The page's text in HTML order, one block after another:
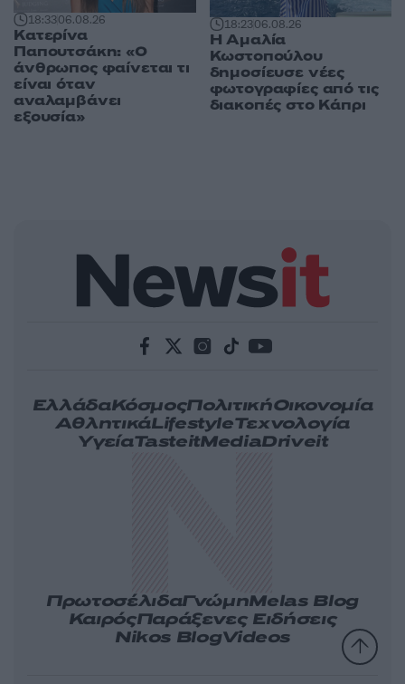
18:3306.08.26
Κατερίνα
Παπουτσάκη: «Ο
άνθρωπος φαίνεται τι
είναι όταν
αναλαμβάνει
εξουσία»
18:2306.08.26
Η Αμαλία
Κωστοπούλου
δημοσίευσε νέες
φωτογραφίες από τις
διακοπές στο Κάπρι
ΕλλάδαΚόσμοςΠολιτικήΟικονομία
ΑθλητικάLifestyleΤεχνολογία
ΥγείαTasteitMediaDriveit
ΠρωτοσέλιδαΓνώμηMelas Blog
ΚαιρόςΠαράξενες Ειδήσεις
Nikos BlogVideos